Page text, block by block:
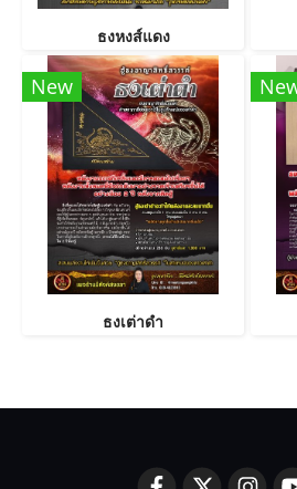
ธงหงส์แดง
New
ธงเต่าดำ